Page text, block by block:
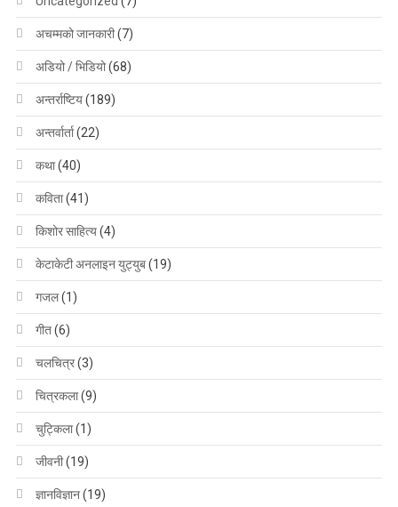
अचम्मको जानकारी(7)
अडियो / भिडियो(68)
अन्तर्राष्टिय(189)
अन्तर्वार्ता(22)
कथा(40)
कविता(41)
किशोर साहित्य(4)
केटाकेटी अनलाइन युट्युब(19)
गजल(1)
गीत(6)
चलचित्र(3)
चित्रकला(9)
चुट्किला(1)
जीवनी(19)
ज्ञानविज्ञान(19)